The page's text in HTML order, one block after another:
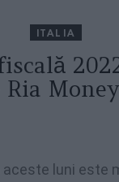
ITALIA
aceste luni este